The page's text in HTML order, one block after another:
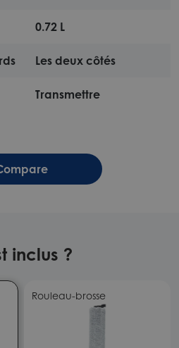
0.72 L
Les deux côtés
Transmettre
inclus ?
Rouleau-brosse